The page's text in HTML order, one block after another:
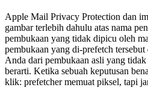
Apple Mail Privacy Protection dan
gambar terlebih dahulu atas nama
pembukaan yang tidak dipicu oleh
pembukaan yang di-prefetch
Anda dari pembukaan asli yang
berarti. Ketika sebuah keputusan
klik: prefetcher memuat piksel, tapi